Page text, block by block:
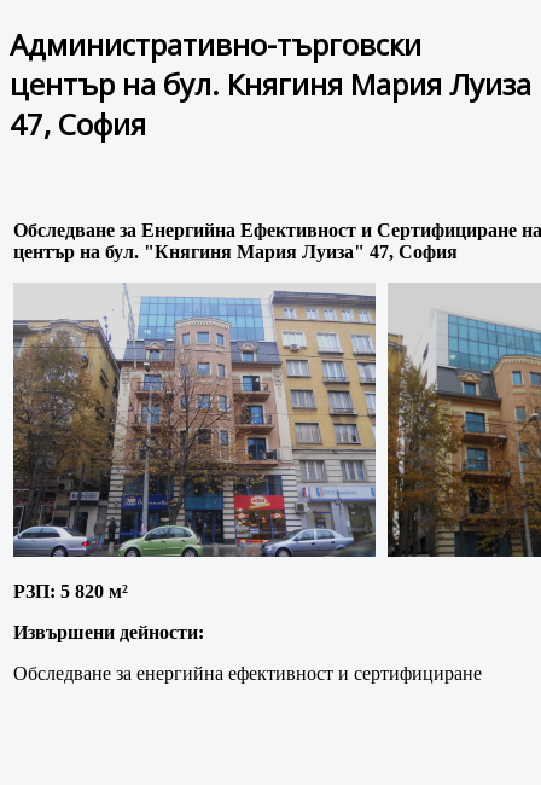
Административно-търговски
център на бул. Княгиня Мария Луиза
47, София
Обследване за Енергийна Ефективност и Сертифициране
център на бул. "Княгиня Мария Луиза" 47, София
РЗП: 5 820 м²
Извършени дейности:
Обследване за енергийна ефективност и сертифициране